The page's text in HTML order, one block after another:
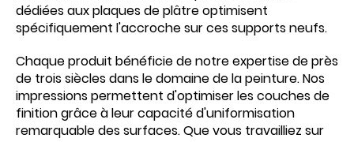
dédiées aux plaques de plâtre optimisent
spécifiquement l'accroche sur ces supports neufs.
Chaque produit bénéficie de notre expertise de près
de trois siècles dans le domaine de la peinture. Nos
impressions permettent d'optimiser les couches de
finition grâce à leur capacité d'uniformisation
remarquable des surfaces. Que vous travailliez sur